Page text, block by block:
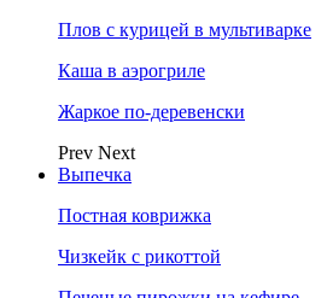
Плов с курицей в мультиварке
Каша в аэрогриле
Жаркое по-деревенски
Prev Next
Выпечка
Постная коврижка
Чизкейк с рикоттой